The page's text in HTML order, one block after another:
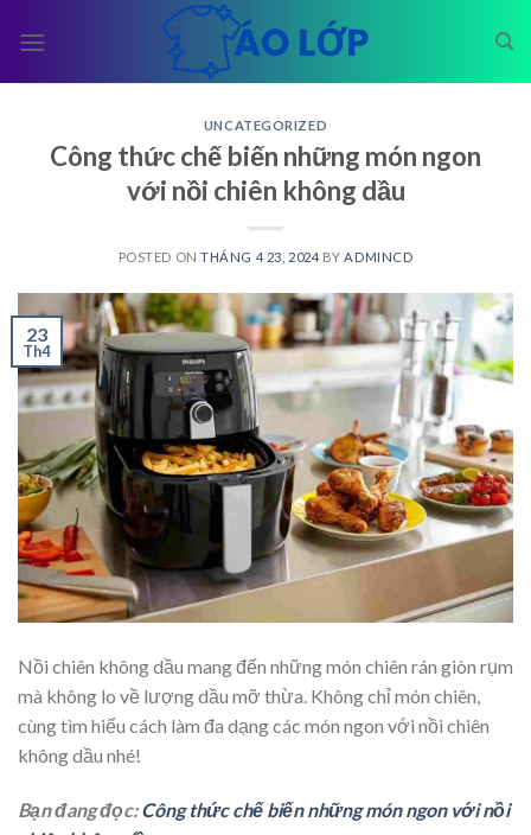
UNCATEGORIZED
Công thức chế biến những món ngon
với nồi chiên không dầu
POSTED ONTHÁNG 4 23, 2024 BY ADMINCD
23
Th4
Nồi chiên không dầu mang đến những món chiên rán giòn rụm
mà không lo về lượng dầu mỡ thừa. Không chỉ món chiên,
cùng tìm hiểu cách làm đa dạng các món ngon với nồi chiên
không dầu nhé!
Bạn đang đọc:Công thức chế biến những món ngon với nồi